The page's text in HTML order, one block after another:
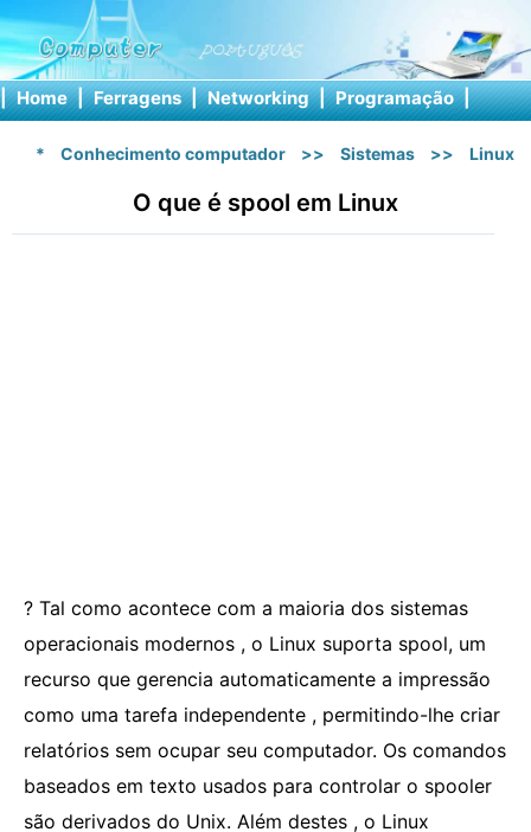
| Home | Ferragens | Networking | Programação |
* Conhecimento computador >> Sistemas >> Linux
O que é spool em Linux
? Tal como acontece com a maioria dos sistemas
operacionais modernos , o Linux suporta spool, um
recurso que gerencia automaticamente a impressão
como uma tarefa independente , permitindo-lhe criar
relatórios sem ocupar seu computador. Os comandos
baseados em texto usados ​​para controlar o spooler
são derivados do Unix. Além destes , o Linux